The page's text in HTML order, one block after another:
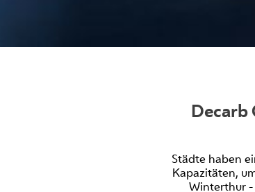
Decarb
Städte haben
Kapazitäten,
Winterthur -